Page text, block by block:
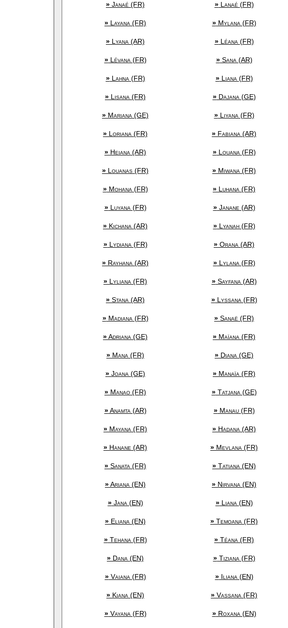
» Janaé (FR) »Lanaé (FR)
» Layana (FR) »Mylana (FR)
» Lyana (AR) »Léana (FR)
»Lévana (FR) »Sana (AR)
»Lahna (FR) »Liana (FR)
» Lisana (FR) »Dajana (GE)
» Mariana (GE) »Liyana (FR)
» Loriana (FR) » Fabiana (AR)
» Heiana (AR) »Louana (FR)
» Louanas (FR) » Miwana (FR)
»Mohana (FR) » Luhana (FR)
»Luyana (FR) »Janane (AR)
» Kichana (AR) »Lyanah (FR)
»Lydiana (FR) » Orana (AR)
» Rayhana (AR) »Lylana (FR)
» Lyliana (FR) »Sayfana (AR)
» Stana (AR) »Lyssana (FR)
»Madiana (FR) » Sanaë (FR)
»Adriana (GE) » Maïana (FR)
» Mana (FR) » Diana (GE)
» Joana (GE) » Manaïa (FR)
» Manao (FR) »Tatjana (GE)
»Anamta (AR) »Manau (FR)
» Mayana (FR) » Hadana (AR)
» Hanane (AR) » Mevlana (FR)
» Sanata (FR) » Tatiana (EN)
»Ariana (EN) » Nirvana (EN)
»Jana (EN) »Liana (EN)
» Eliana (EN) » Temoana (FR)
»Tehana (FR) » Téana (FR)
» Dana (EN) »Tiziana (FR)
»Vaiana (FR) »Iliana (EN)
» Kiana (EN) » Vassana (FR)
»Vayana (FR) »Roxana (EN)